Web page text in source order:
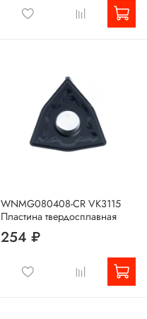
WNMG080408-CR VK3115
Пластина твердосплавная
254 ₽